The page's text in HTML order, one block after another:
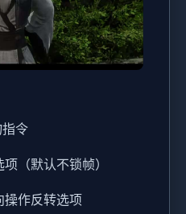
令
（默认不锁帧）
操作反转选项